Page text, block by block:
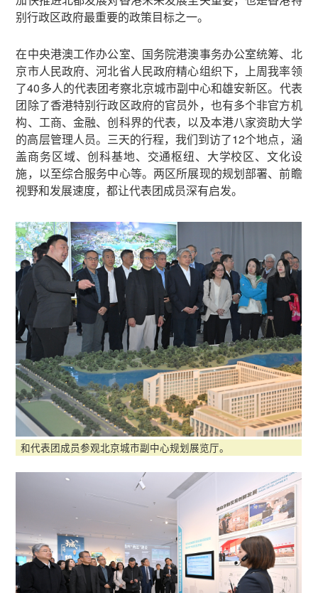
别行政区政府最重要的政策目标之一。
在中央港澳工作办公室、国务院港澳事务办公室统筹、北
京市人民政府、河北省人民政府精心组织下，上周我率领
了40多人的代表团考察北京城市副中心和雄安新区。代表
团除了香港特别行政区政府的官员外，也有多个非官方机
构、工商、金融、创科界的代表，以及本港八家资助大学
的高层管理人员。三天的行程，我们到访了12个地点，涵
盖商务区域、创科基地、交通枢纽、大学校区、文化设
施，以至综合服务中心等。两区所展现的规划部署、前瞻
视野和发展速度，都让代表团成员深有启发。
和代表团成员参观北京城市副中心规划展览厅。